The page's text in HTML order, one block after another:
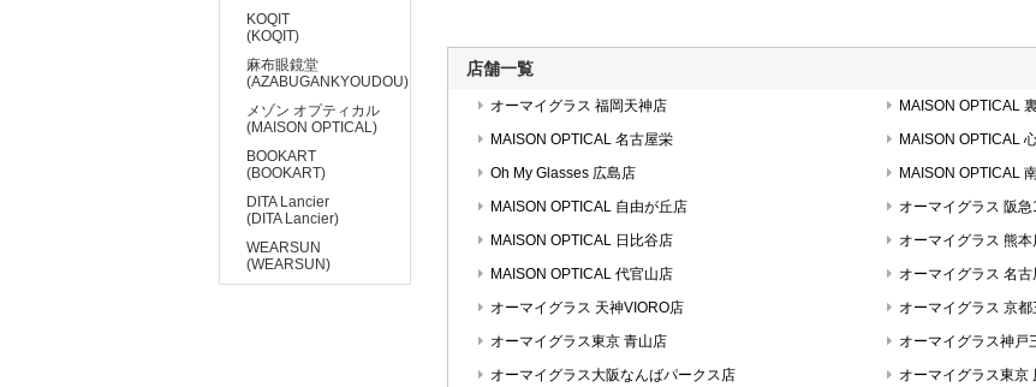
店舗一覧
オーマイグラス 福岡天神店
MAISON OPTICAL
MAISON OPTICAL 名古屋栄
MAISON OPTICAL
Oh My Glasses 広島店
MAISON OPTICAL
MAISON OPTICAL 自由が丘店
オーマイグラス 阪
MAISON OPTICAL 日比谷店
オーマイグラス 熊本
MAISON OPTICAL 代官山店
オーマイグラス 名
オーマイグラス 天神VIORO店
オーマイグラス 京
オーマイグラス東京 青山店
オーマイグラス神戸
オーマイグラス大阪なんばパークス店
オーマイグラス東京
KOQIT
(KOQIT)
麻布眼鏡堂
(AZABUGANKYOUDOU)
メゾン オプティカル
(MAISON OPTICAL)
BOOKART
(BOOKART)
DITA Lancier
(DITA Lancier)
WEARSUN
(WEARSUN)